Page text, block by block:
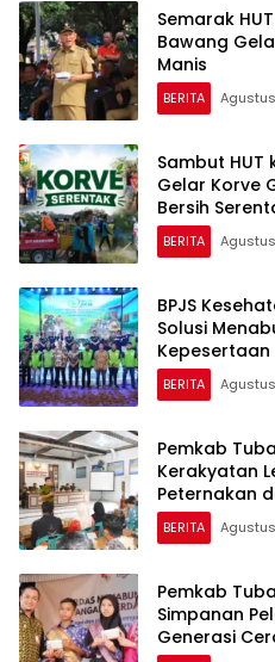
Semarak
Bawang
Manis
BERITA
Sambut HUT
Gelar Korve
Bersih
BERITA
BPJS
Solusi
BERITA
Pemkab
Kerakyatan
Peternakan
BERITA
Pemkab
Simpanan
Generasi